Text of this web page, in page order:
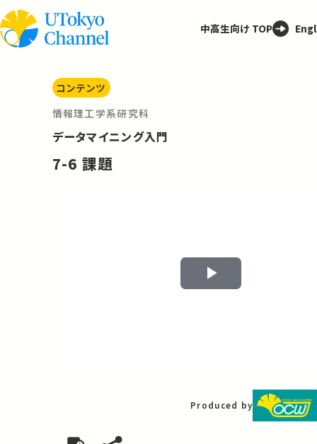
中高生向け TOP
コンテンツ
情報理工学系研究科
データマイニング入門
7-6 課題
Play
Produced by